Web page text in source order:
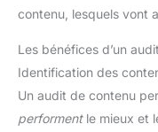
contenu, lesquels vont
Les bénéfices d’un
Identification des
Un audit de contenu
performentle mieux et